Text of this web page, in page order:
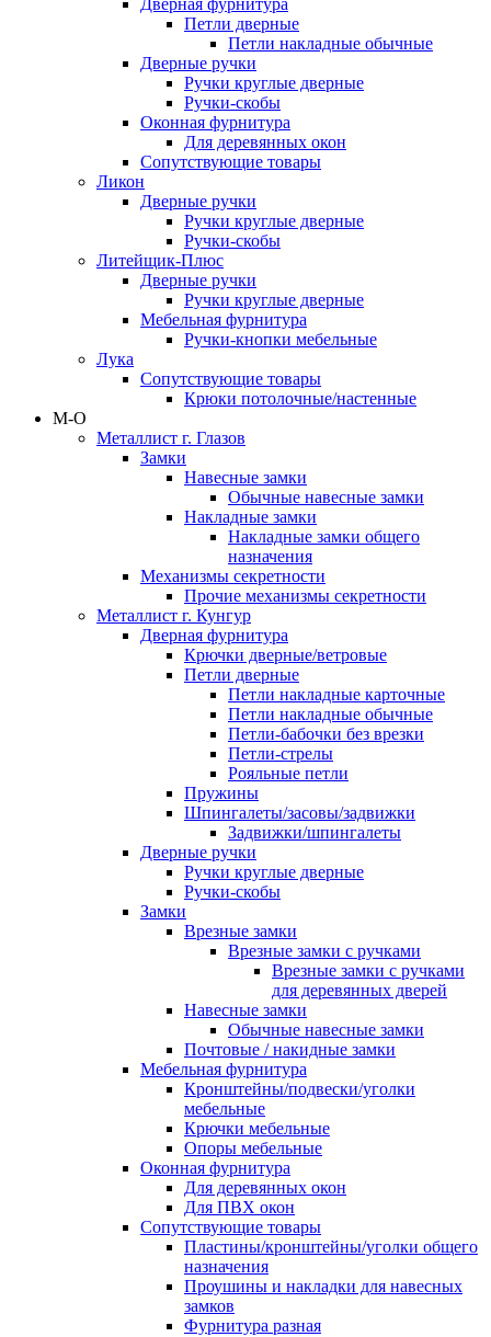
Дверная фурнитура
Петли дверные
Петли накладные обычные
Дверные ручки
Ручки круглые дверные
Ручки-скобы
Оконная фурнитура
Для деревянных окон
Сопутствующие товары
Ликон
Дверные ручки
Ручки круглые дверные
Ручки-скобы
Литейщик-Плюс
Дверные ручки
Ручки круглые дверные
Мебельная фурнитура
Ручки-кнопки мебельные
Лука
Сопутствующие товары
Крюки потолочные/настенные
М-О
Металлист г. Глазов
Замки
Навесные замки
Обычные навесные замки
Накладные замки
Накладные замки общего
назначения
Механизмы секретности
Прочие механизмы секретности
Металлист г. Кунгур
Дверная фурнитура
Крючки дверные/ветровые
Петли дверные
Петли накладные карточные
Петли накладные обычные
Петли-бабочки без врезки
Петли-стрелы
Рояльные петли
Пружины
Шпингалеты/засовы/задвижки
Задвижки/шпингалеты
Дверные ручки
Ручки круглые дверные
Ручки-скобы
Замки
Врезные замки
Врезные замки с ручками
Врезные замки с ручками
для деревянных дверей
Навесные замки
Обычные навесные замки
Почтовые / накидные замки
Мебельная фурнитура
Кронштейны/подвески/уголки
мебельные
Крючки мебельные
Опоры мебельные
Оконная фурнитура
Для деревянных окон
Для ПВХ окон
Сопутствующие товары
Пластины/кронштейны/уголки общего
назначения
Проушины и накладки для навесных
замков
Фурнитура разная